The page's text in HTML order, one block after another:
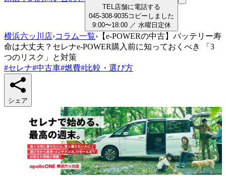
TEL 店舗に電話する
045-308-9035コピーしました
9:00〜18:00／ 水曜日 定休
横浜六ッ川店›コラム一覧› 【e-POWERの中古】バッテリー寿
命は大丈夫？セレナe-POWER購入前に知っておくべき 「3
つのリスク」と対策
#セレナ#中古車#燃費#比較・選び方
シェア